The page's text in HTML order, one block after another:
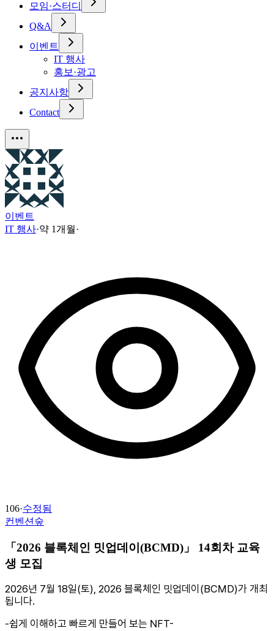
모임·스터디
Q&A
이벤트
IT 행사
홍보·광고
공지사항
Contact
이벤트
IT 행사·약 1개월·
106·수정됨
컨벤션숲
「2026 블록체인 밋업데이(BCMD)」 14회차 교육
생 모집
2026년 7월 18일(토), 2026 블록체인 밋업데이(BCMD)가 개최
됩니다.
-쉽게 이해하고 빠르게 만들어 보는 NFT-